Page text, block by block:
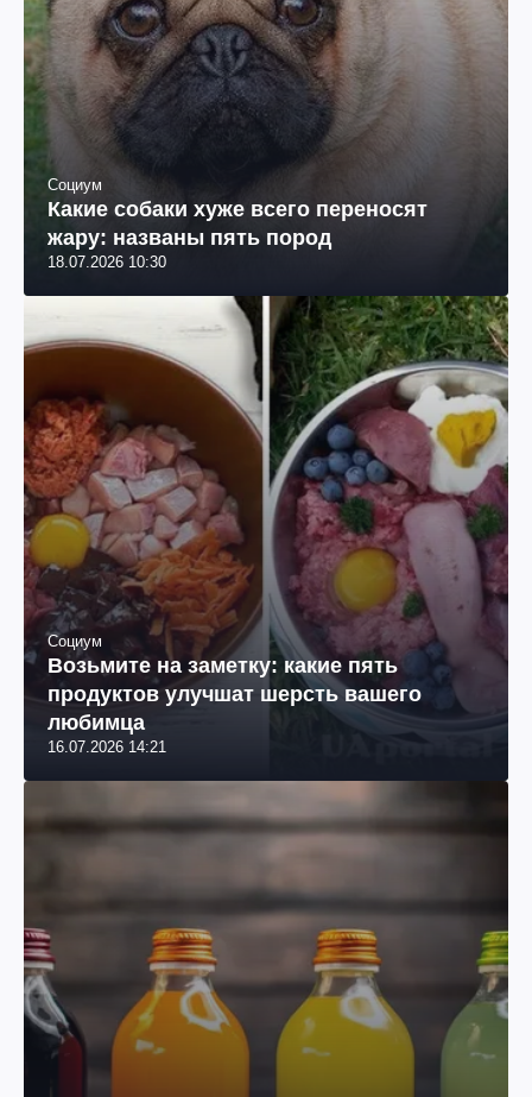
Социум
Какие собаки хуже всего переносят
жару: названы пять пород
18.07.2026 10:30
Социум
Возьмите на заметку: какие пять
продуктов улучшат шерсть вашего
любимца
16.07.2026 14:21